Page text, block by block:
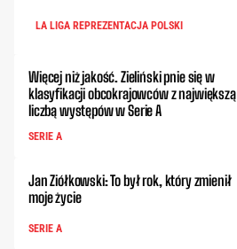
LA LIGA REPREZENTACJA POLSKI
Więcej niż jakość. Zieliński pnie się w
klasyfikacji obcokrajowców z największą
liczbą występów w Serie A
SERIE A
Jan Ziółkowski: To był rok, który zmienił
moje życie
SERIE A